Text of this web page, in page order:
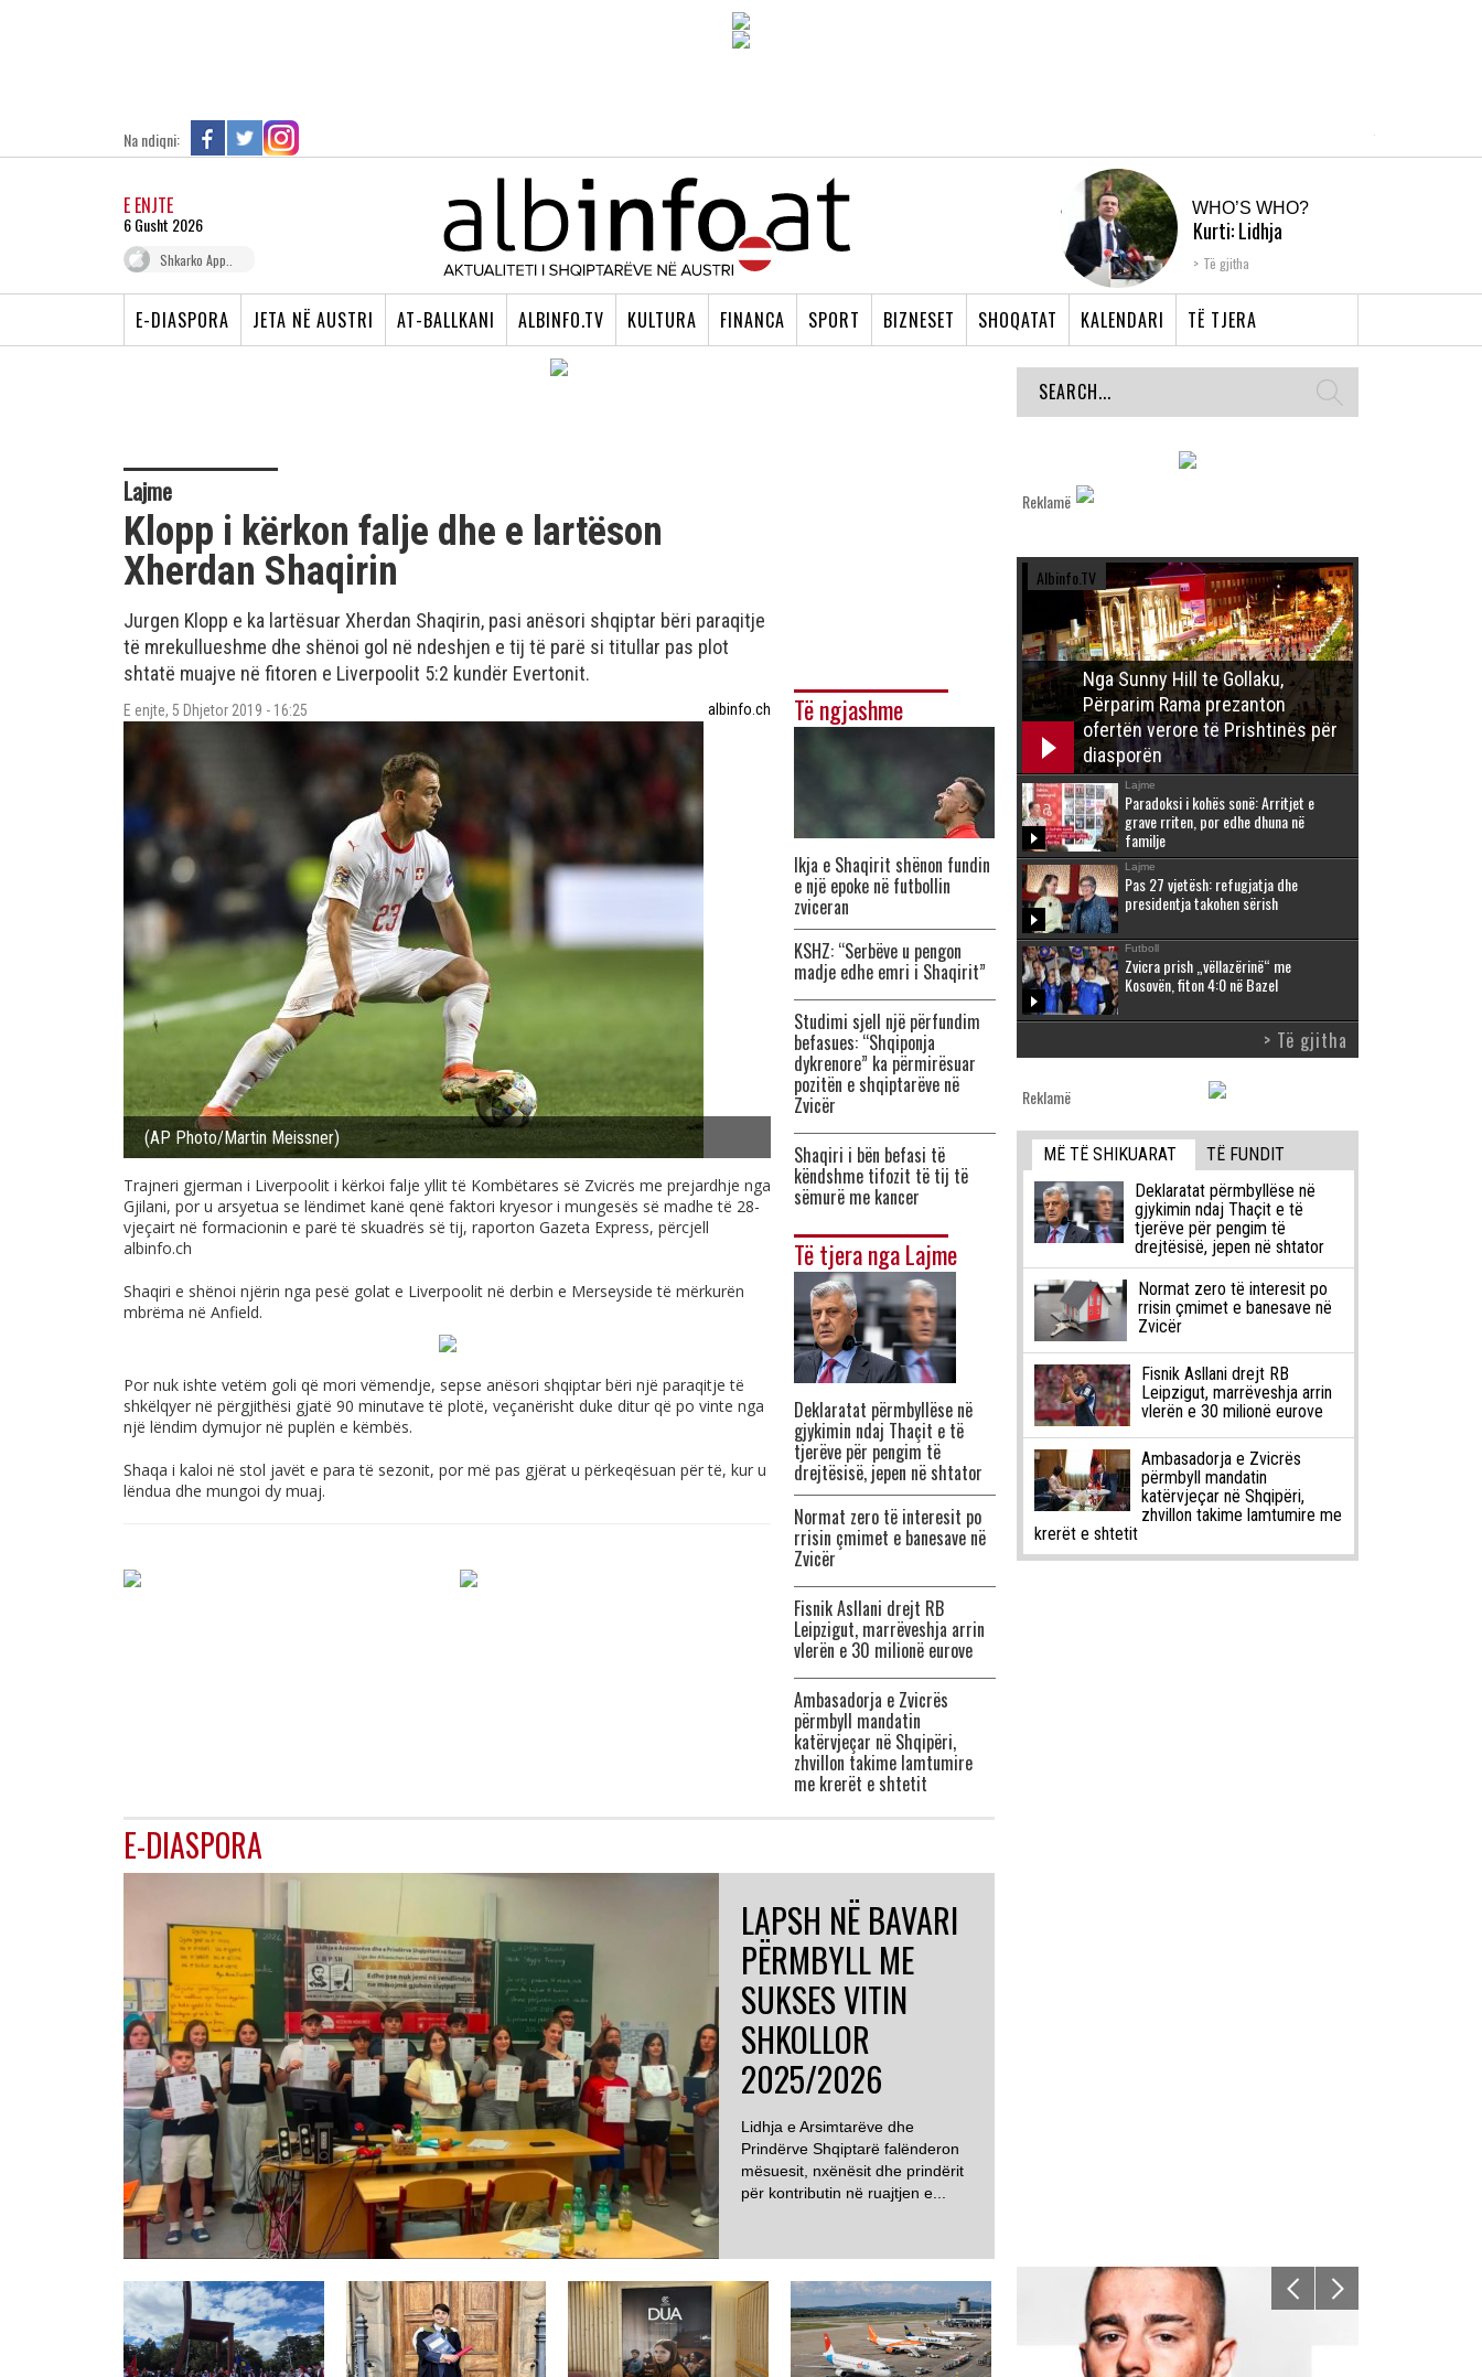
Na ndiqni:
E ENJTE
6 Gusht 2026
Shkarko App..
WHO’S WHO?
Kurti: Lidhja
Shqiptare e Prizrenit,
Të gjitha
E-DIASPORA JETA NË AUSTRI AT-BALLKANI ALBINFO.TV KULTURA FINANCA SPORT BIZNESET SHOQATAT KALENDARI TË TJERA
Lajme
Klopp i kërkon falje dhe e lartëson
Xherdan Shaqirin
Jurgen Klopp e ka lartësuar Xherdan Shaqirin, pasi anësori shqiptar bëri paraqitje
të mrekullueshme dhe shënoi gol në ndeshjen e tij të parë si titullar pas plot
shtatë muajve në fitoren e Liverpoolit 5:2 kundër Evertonit.
E enjte, 5 Dhjetor 2019 - 16:25 albinfo.ch
(AP Photo/Martin Meissner)
Trajneri gjerman i Liverpoolit i kërkoi falje yllit të Kombëtares së Zvicrës me prejardhje nga
Gjilani, por u arsyetua se lëndimet kanë qenë faktori kryesor i mungesës së madhe të 28-
vjeçairt në formacionin e parë të skuadrës së tij, raporton Gazeta Express, përcjell
albinfo.ch
Shaqiri e shënoi njërin nga pesë golat e Liverpoolit në derbin e Merseyside të mërkurën
mbrëma në Anfield.
Por nuk ishte vetëm goli që mori vëmendje, sepse anësori shqiptar bëri një paraqitje të
shkëlqyer në përgjithësi gjatë 90 minutave të plotë, veçanërisht duke ditur që po vinte nga
një lëndim dymujor në puplën e këmbës.
Shaqa i kaloi në stol javët e para të sezonit, por më pas gjërat u përkeqësuan për të, kur u
lëndua dhe mungoi dy muaj.
Të ngjashme
Ikja e Shaqirit shënon fundin
e një epoke në futbollin
zviceran
KSHZ: “Serbëve u pengon
madje edhe emri i Shaqirit”
Studimi sjell një përfundim
befasues: “Shqiponja
dykrenore” ka përmirësuar
pozitën e shqiptarëve në
Zvicër
Shaqiri i bën befasi të
këndshme tifozit të tij të
sëmurë me kancer
Të tjera nga Lajme
Deklaratat përmbyllëse në
gjykimin ndaj Thaçit e të
tjerëve për pengim të
drejtësisë, jepen në shtator
Normat zero të interesit po
rrisin çmimet e banesave në
Zvicër
Fisnik Asllani drejt RB
Leipzigut, marrëveshja arrin
vlerën e 30 milionë eurove
Ambasadorja e Zvicrës
përmbyll mandatin
katërvjeçar në Shqipëri,
zhvillon takime lamtumire
me krerët e shtetit
E-DIASPORA
LAPSH NË BAVARI
PËRMBYLL ME
SUKSES VITIN
SHKOLLOR
2025/2026
Lidhja e Arsimtarëve dhe
Prindërve Shqiptarë falënderon
mësuesit, nxënësit dhe prindërit
për kontributin në ruajtjen e...
Reklamë
Albinfo.TV
Nga Sunny Hill te Gollaku,
Përparim Rama prezanton
ofertën verore të Prishtinës për
diasporën
Lajme
Paradoksi i kohës sonë: Arritjet e
grave rriten, por edhe dhuna në
familje
Lajme
Pas 27 vjetësh: refugjatja dhe
presidentja takohen sërish
Futboll
Zvicra prish „vëllazërinë“ me
Kosovën, fiton 4:0 në Bazel
> Të gjitha
Reklamë
MË TË SHIKUARAT
TË FUNDIT
Deklaratat përmbyllëse në
gjykimin ndaj Thaçit e të
tjerëve për pengim të
drejtësisë, jepen në shtator
Normat zero të interesit po
rrisin çmimet e banesave në
Zvicër
Fisnik Asllani drejt RB
Leipzigut, marrëveshja arrin
vlerën e 30 milionë eurove
Ambasadorja e Zvicrës
përmbyll mandatin
katërvjeçar në Shqipëri,
zhvillon takime lamtumire me
krerët e shtetit